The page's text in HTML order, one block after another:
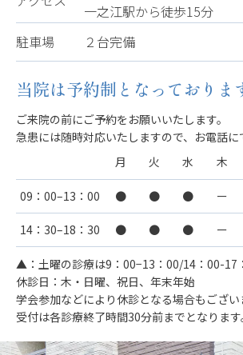
一之江駅から徒歩15分
駐車場
２台完備
当院は予約制となっておりま
ご来院の前にご予約をお願いいたします。
急患には随時対応いたしますので、お電話に
月
火 水 木
09：00–13：00 ● ● ● ー
14：30–18：30 ● ● ● ー
▲：土曜の診療は9：00−13：00/14：00-17
休診日：木・日曜、祝日、年末年始
学会参加などにより休診となる場合もござい
受付は各診療終了時間30分前までとなります